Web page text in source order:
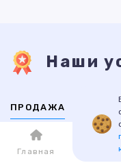
Наши
ПРОДАЖА
ВТОРИЧНАЯ
Главная